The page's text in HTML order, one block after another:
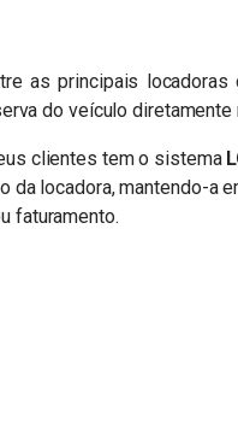
as principais
do veículo diretamente
clientes tem o sistema
da locadora, mantendo-a
faturamento.